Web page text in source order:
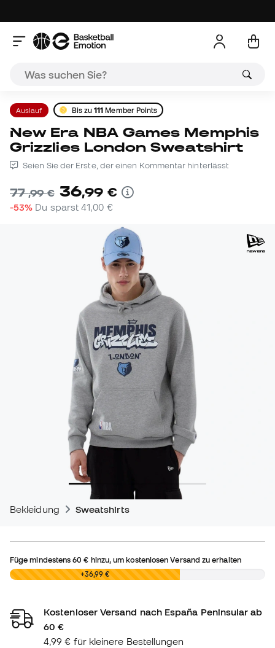
Auslauf Bis zu111 Member Points
New Era NBA Games Memphis
Grizzlies London Sweatshirt
Seien Sie der Erste, der einen Kommentar hinterlässt
77,99 € 36,99 €
-53% Du sparst41,00 €
Bekleidung Sweatshirts
Füge mindestens60 € hinzu, um kostenlosen Versand zu erhalten
0,00 € +36,99 €
Kostenloser Versand nach España Peninsular ab
60 €
4,99 € für kleinere Bestellungen